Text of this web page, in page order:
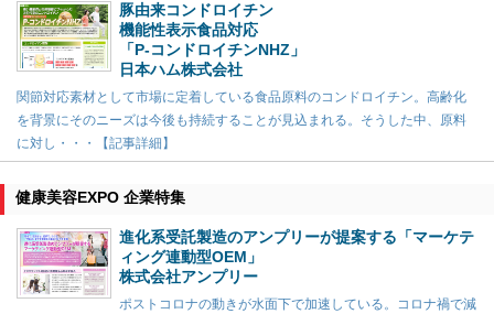
豚由来コンドロイチン
機能性表示食品対応
「P-コンドロイチンNHZ」
日本ハム株式会社
関節対応素材として市場に定着している食品原料のコンドロイチン。高齢化
を背景にそのニーズは今後も持続することが見込まれる。そうした中、原料
に対し・・・【記事詳細】
健康美容EXPO 企業特集
進化系受託製造のアンプリーが提案する「マーケテ
ィング連動型OEM」
株式会社アンプリー
ポストコロナの動きが水面下で加速している。コロナ禍で減